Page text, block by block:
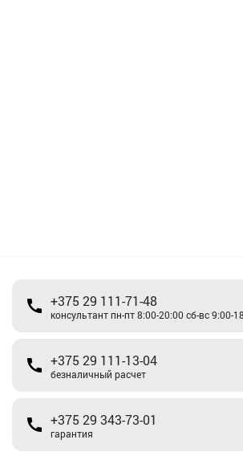
+375 29 111-71-48
консультант пн-пт 8:00-20:00 сб-вс 9:00-
+375 29 111-13-04
безналичный расчет
+375 29 343-73-01
гарантия